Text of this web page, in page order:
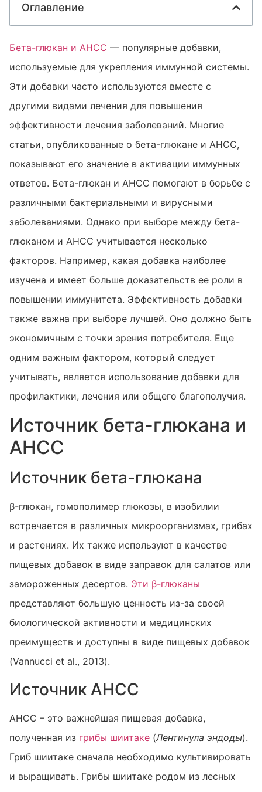
Оглавление
Бета-глюкан и AHCC — популярные добавки,
используемые для укрепления иммунной системы.
Эти добавки часто используются вместе с
другими видами лечения для повышения
эффективности лечения заболеваний. Многие
статьи, опубликованные о бета-глюкане и AHCC,
показывают его значение в активации иммунных
ответов. Бета-глюкан и AHCC помогают в борьбе с
различными бактериальными и вирусными
заболеваниями. Однако при выборе между бета-
глюканом и AHCC учитывается несколько
факторов. Например, какая добавка наиболее
изучена и имеет больше доказательств ее роли в
повышении иммунитета. Эффективность добавки
также важна при выборе лучшей. Оно должно быть
экономичным с точки зрения потребителя. Еще
одним важным фактором, который следует
учитывать, является использование добавки для
профилактики, лечения или общего благополучия.
Источник бета-глюкана и
AHCC
Источник бета-глюкана
β-глюкан, гомополимер глюкозы, в изобилии
встречается в различных микроорганизмах, грибах
и растениях. Их также используют в качестве
пищевых добавок в виде заправок для салатов или
замороженных десертов. Эти β-глюканы
представляют большую ценность из-за своей
биологической активности и медицинских
преимуществ и доступны в виде пищевых добавок
(Vannucci et al., 2013).
Источник AHCC
AHCC – это важнейшая пищевая добавка,
полученная из грибы шиитаке (Лентинула эндоды).
Гриб шиитаке сначала необходимо культивировать
и выращивать. Грибы шиитаке родом из лесных